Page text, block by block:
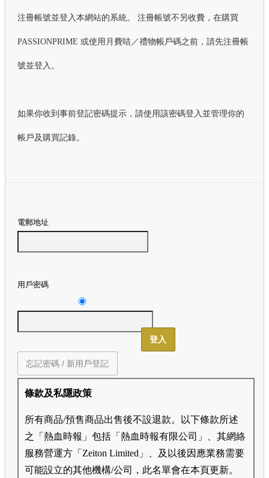
注冊帳號並登入本網站的系統。 注冊帳號不另收費，在購買
PASSIONPRIME 或使用月費咭／禮物帳戶碼之前，請先注冊帳
號並登入。
如果你收到事前登記密碼提示，請使用該密碼登入並管理你的
帳戶及購買記錄。
電郵地址
用戶密碼
登入
忘記密碼 / 新用戶登記
條款及私隱政策
所有商品/預售商品出售後不設退款。以下條款所述
之「熱血時報」包括「熱血時報有限公司」、其網絡
服務營運方「Zeiton Limited」、及以後因應業務需要
可能設立的其他機構/公司，此名單會在本頁更新。